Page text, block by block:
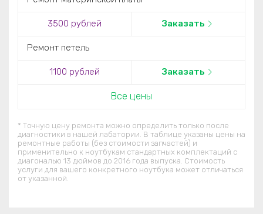
3500 рублей Заказать
Ремонт петель
1100 рублей Заказать
Все цены
* Точную цену ремонта можно определить только после
диагностики в нашей лабатории. В таблице указаны цены на
ремонтные работы (без стоимости запчастей) и
применительно к ноутбукам стандартных комплектаций c
диагональю 13 дюймов до 2016 года выпуска. Стоимость
услуги для вашего конкретного ноутбука может отличаться
от указанной.